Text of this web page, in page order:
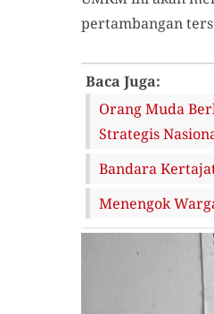
pertambangan
Baca Juga:
Orang Muda
Strategis
Bandara
Menengok